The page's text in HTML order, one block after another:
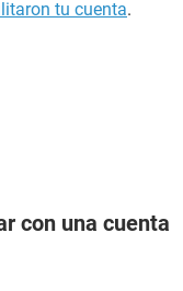
tu cuenta.
con una cuenta